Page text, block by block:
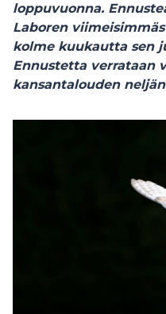
loppuvuonna.
Laboren
kolme kuukautta sen
Ennustetta verrataan
kansantalouden